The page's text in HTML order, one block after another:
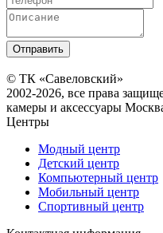
© ТК «Савеловский»
2002-2026, все права
камеры и аксессуары
Центры
Модный центр
Детский центр
Компьютерный центр
Мобильный центр
Спортивный центр